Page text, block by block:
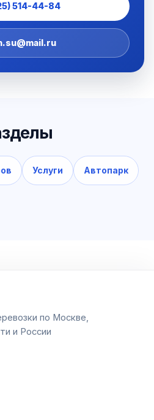
514-44-84
Услуги Автопарк
по Москве,
и России